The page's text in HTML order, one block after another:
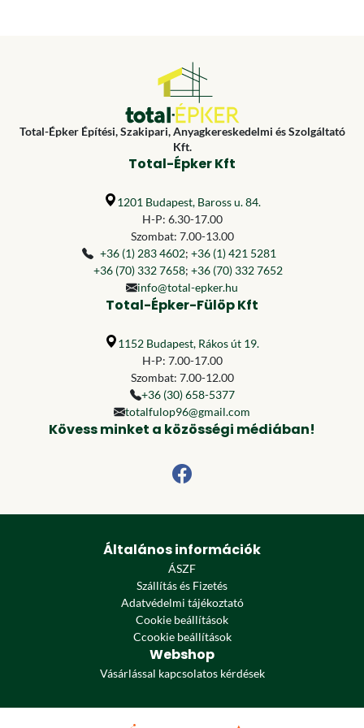
Total-Épker Építési, Szakipari, Anyagkereskedelmi és Szolgáltató
Kft.
Total-Épker Kft
1201 Budapest, Baross u. 84.
H-P: 6.30-17.00
Szombat: 7.00-13.00
+36 (1) 283 4602; +36 (1) 421 5281
+36 (70) 332 7658; +36 (70) 332 7652
info@total-epker.hu
Total-Épker-Fülöp Kft
1152 Budapest, Rákos út 19.
H-P: 7.00-17.00
Szombat: 7.00-12.00
+36 (30) 658-5377
totalfulop96@gmail.com
Kövess minket a közösségi médiában!
Általános információk
ÁSZF
Szállítás és Fizetés
Adatvédelmi tájékoztató
Cookie beállítások
Ccookie beállítások
Webshop
Vásárlással kapcsolatos kérdések